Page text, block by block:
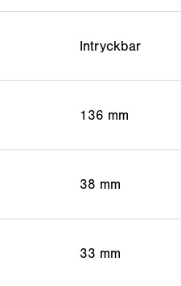
Intryckbar
136 mm
38 mm
33 mm